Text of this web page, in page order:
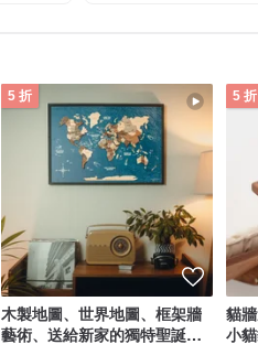
5 折
木製地圖、世界地圖、框架牆
藝術、送給新家的獨特聖誕禮
5 折
貓
小